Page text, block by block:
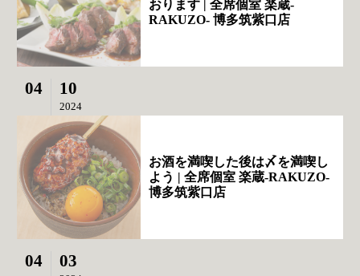
おります | 全席個室 楽蔵‐
RAKUZO‐ 博多筑紫口店
04 10
2024
お酒を満喫した後は〆を満喫し
よう | 全席個室 楽蔵‐RAKUZO‐
博多筑紫口店
04 03